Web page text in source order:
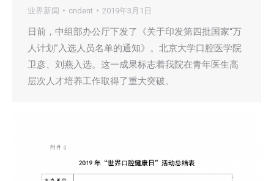
业界新闻 cndent 2019年3月1日
日前，中组部办公厅下发了《关于印发第四批国家“万
人计划”入选人员名单的通知》。北京大学口腔医学院
卫彦、刘燕入选。这一成果标志着我院在青年医生高
层次人才培养工作取得了重大突破。